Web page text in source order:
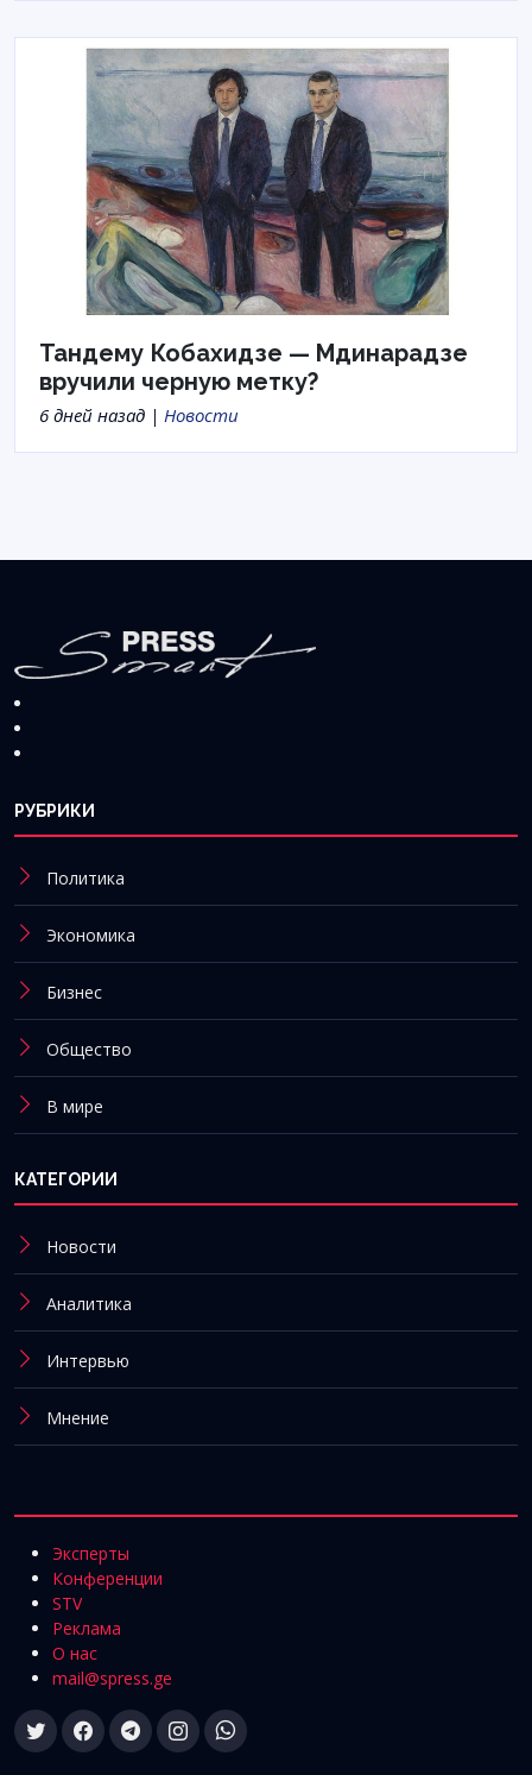
Тандему Кобахидзе — Мдинарадзе
вручили черную метку?
6 дней назад | Новости
РУБРИКИ
Политика
Экономика
Бизнес
Общество
В мире
КАТЕГОРИИ
Новости
Аналитика
Интервью
Мнение
Эксперты
Конференции
STV
Реклама
О нас
mail@spress.ge